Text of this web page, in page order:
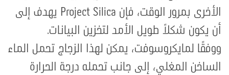
الأخرى بمرور الوقت، فإن Project Silica يهدف إلى
أن يكون شكلاً طويل الأمد لتخزين البيانات.
ووفقًا لمايكروسوفت، يمكن لهذا الزجاج تحمل الماء
الساخن المغلي، إلى جانب تحمله درجة الحرارة